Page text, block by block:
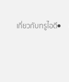
เกี่ยวกับทรูไอดี